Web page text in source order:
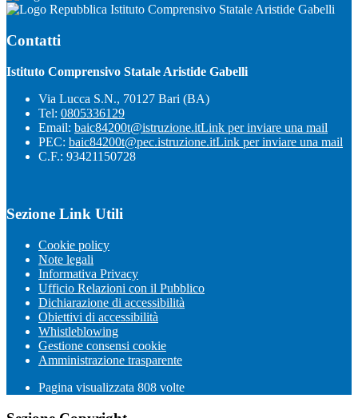
Istituto Comprensivo Statale Aristide Gabelli
Contatti
Istituto Comprensivo Statale Aristide Gabelli
Via Lucca S.N., 70127 Bari (BA)
Tel: 0805336129
Email: baic84200t@istruzione.itLink per inviare una mail
PEC: baic84200t@pec.istruzione.itLink per inviare una mail
C.F.: 93421150728
Sezione Link Utili
Cookie policy
Note legali
Informativa Privacy
Ufficio Relazioni con il Pubblico
Dichiarazione di accessibilità
Obiettivi di accessibilità
Whistleblowing
Gestione consensi cookie
Amministrazione trasparente
Pagina visualizzata 808 volte